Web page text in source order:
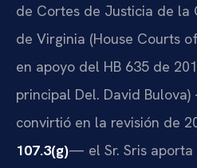
de Cortes de Justicia de la
de Virginia (House Courts
en apoyo del HB 635 de
principal Del. David
convirtió en la revisión de
107.3(g)— el Sr. Sris aporta